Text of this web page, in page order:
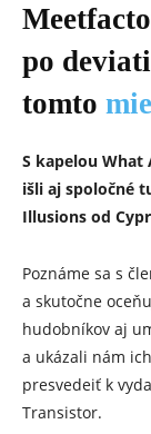
po
tomto
S kapelou What
išli aj spoločné
Illusions od
Poznáme sa s
a skutočne
hudobníkov aj
a ukázali nám
presvedeiť k
Transistor.